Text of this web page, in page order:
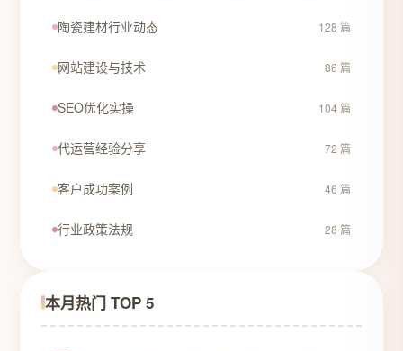
陶瓷建材行业动态 128 篇
网站建设与技术 86 篇
SEO优化实操 104 篇
代运营经验分享 72 篇
客户成功案例 46 篇
行业政策法规 28 篇
本月热门 TOP 5